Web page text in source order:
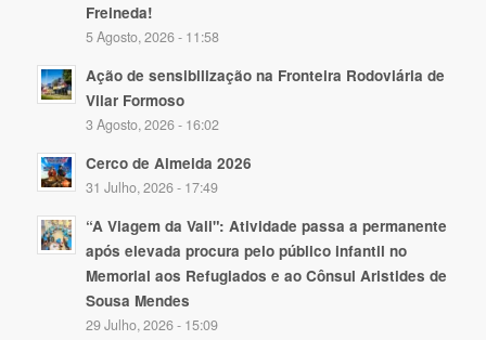
Freineda!
5 Agosto, 2026 - 11:58
Ação de sensibilização na Fronteira Rodoviária de
Vilar Formoso
3 Agosto, 2026 - 16:02
Cerco de Almeida 2026
31 Julho, 2026 - 17:49
“A Viagem da Vali": Atividade passa a permanente
após elevada procura pelo público infantil no
Memorial aos Refugiados e ao Cônsul Aristides de
Sousa Mendes
29 Julho, 2026 - 15:09